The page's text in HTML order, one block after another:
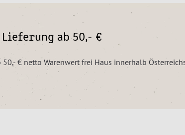
ab 50,- €
€ netto Warenwert frei Haus innerhalb